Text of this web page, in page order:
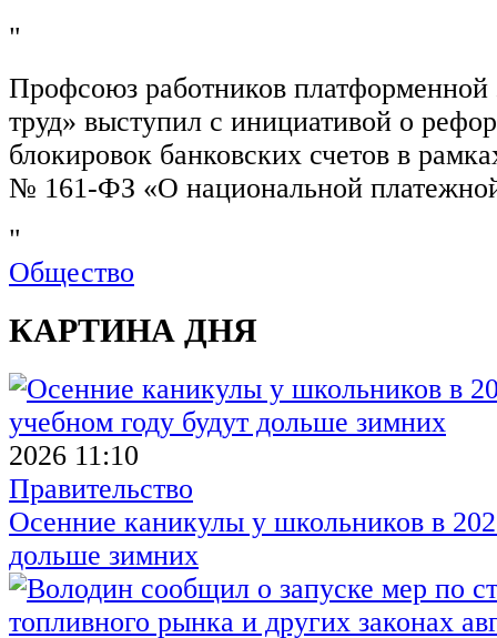
"
Профсоюз работников
труд» выступил с инициативой о
блокировок банковских счетов в
№ 161-ФЗ «О национальной
"
Общество
КАРТИНА ДНЯ
2026 11:10
Правительство
Осенние каникулы у школьников в
дольше зимних